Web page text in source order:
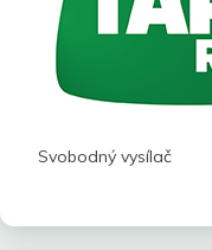
Svobodný vysílač